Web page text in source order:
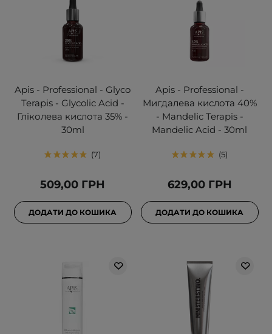
Apis - Professional - Glyco
Terapis - Glycolic Acid -
Гліколева кислота 35% -
30ml
7
509,00 ГРН
ДОДАТИ ДО КОШИКА
Apis - Professional -
Мигдалева кислота 40%
- Mandelic Terapis -
Mandelic Acid - 30ml
5
629,00 ГРН
ДОДАТИ ДО КОШИКА